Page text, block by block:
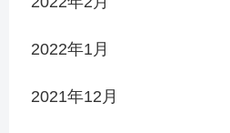
2022年1月
2021年12月